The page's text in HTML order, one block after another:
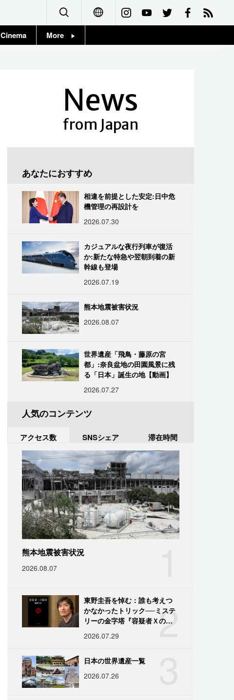
Français
Cinema More
News
from Japan
あなたにおすすめ
相違を前提とした安定:日中危
機管理の再設計を
2026.07.30
カジュアルな夜行列車が復活
か:新たな特急や翌朝到着の新
幹線も登場
2026.07.19
熊本地震被害状況
2026.08.07
世界遺産「飛鳥・藤原の宮
都」:奈良盆地の田園風景に残
る「日本」誕生の地【動画】
2026.07.27
人気のコンテンツ
アクセス数 SNSシェア 滞在時間
熊本地震被害状況
2026.08.07
2
東野圭吾を悼む：誰も考えつ
かなかったトリック──ミステ
リーの金字塔『容疑者Ｘの献
2026.07.29
日本の世界遺産一覧
2026.07.26